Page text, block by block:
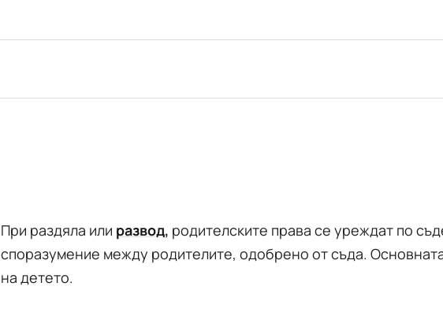
При раздяла или развод, родителските права се уреждат по
споразумение между родителите, одобрено от съда.
на детето.